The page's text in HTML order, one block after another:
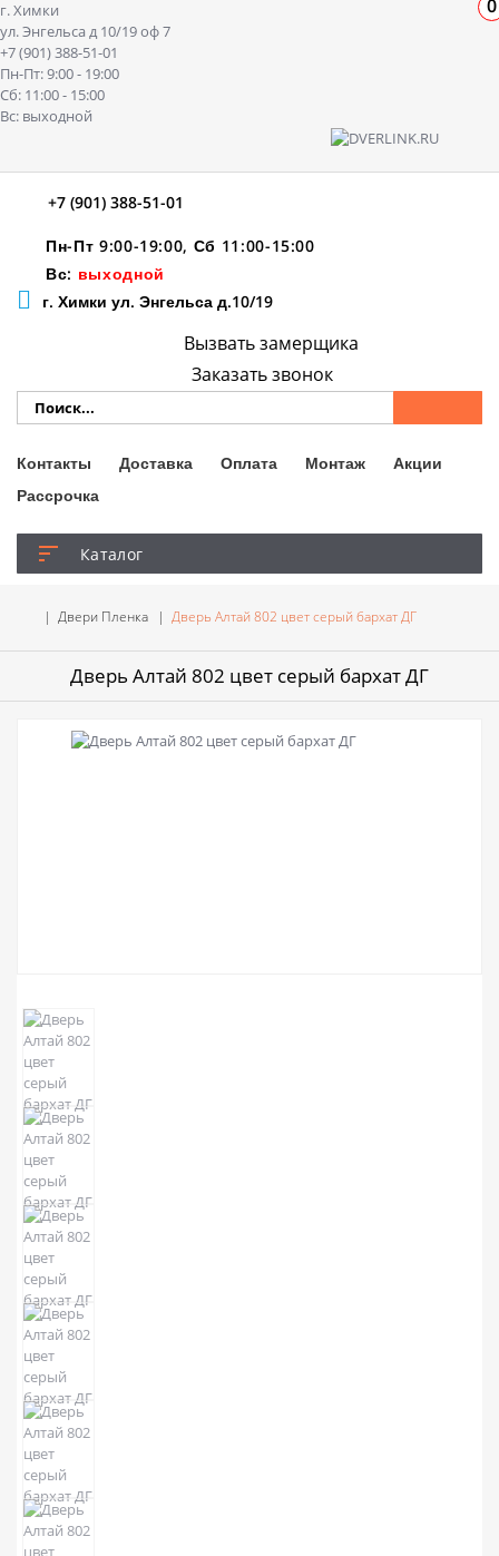
г. Химки
ул. Энгельса д 10/19 оф 7
+7 (901) 388-51-01
Пн-Пт: 9:00 - 19:00
Сб: 11:00 - 15:00
Вс: выходной
+7 (901) 388-51-01
Пн-Пт 9:00-19:00, Сб 11:00-15:00
Вс: выходной
г. Химки ул. Энгельса д.10/19
Каталог
Вызвать замерщика
Заказать звонок
Контакты Доставка Оплата Монтаж
Акции
Рассрочка
Двери Пленка Дверь Алтай 802 цвет серый бархат ДГ
Дверь Алтай 802 цвет серый бархат ДГ
0